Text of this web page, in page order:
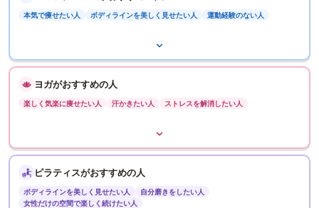
本気で痩せたい人 ボディラインを美しく見せたい人 運動経験のない人
ヨガがおすすめの人
楽しく気楽に痩せたい人 汗かきたい人 ストレスを解消したい人
ピラティスがおすすめの人
ボディラインを美しく見せたい人
自分磨きをしたい人
女性だけの空間で楽しく続けたい人